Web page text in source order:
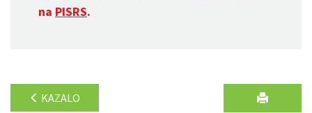
na PISRS.
KAZALO